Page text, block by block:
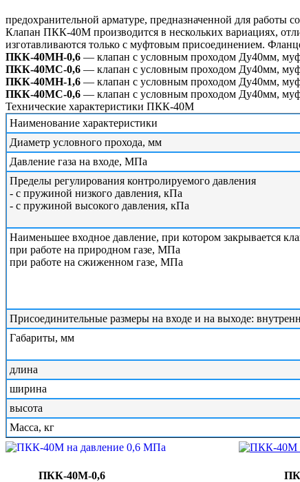
предохранительной арматуре, предназначенной для работы
Клапан ПКК-40М производится в нескольких вариациях,
изготавливаются только с муфтовым присоединением.
ПКК-40МН-0,6 — клапан с условным проходом Ду40мм,
ПКК-40МС-0,6 — клапан с условным проходом Ду40мм,
ПКК-40МН-1,6 — клапан с условным проходом Ду40мм,
ПКК-40МС-0,6 — клапан с условным проходом Ду40мм,
Технические характеристики ПКК-40М
Наименование характеристики
Диаметр условного прохода, мм
Давление газа на входе, МПа
Пределы регулирования контролируемого давления
- с пружиной низкого давления, кПа
- с пружиной высокого давления, кПа
Наименьшее входное давление, при котором закрывается
при работе на природном газе, МПа
при работе на сжиженном газе, МПа
Присоединительные размеры на входе и на выходе:
Габариты, мм
длина
ширина
высота
Масса, кг
ПКК-40М-0,6 ПКК-